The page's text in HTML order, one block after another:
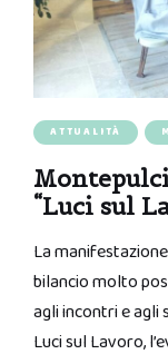
ATTUALITÀ
“Luci sul
La
bilancio molto
agli incontri e agli
Luci sul Lavoro,